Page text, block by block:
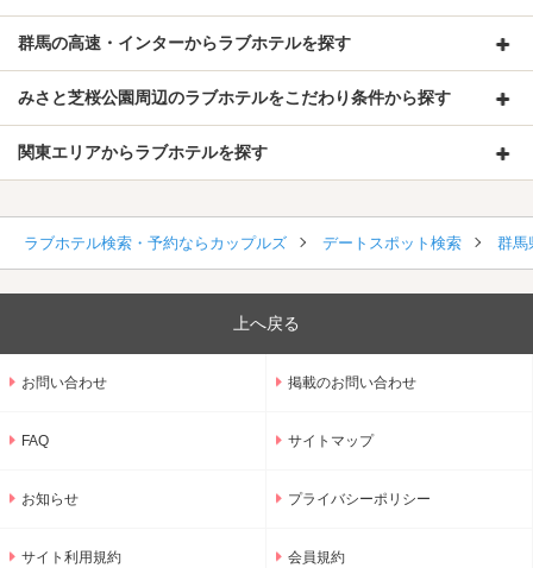
群馬の高速・インターからラブホテルを探す
みさと芝桜公園周辺のラブホテルをこだわり条件から探す
関東エリアからラブホテルを探す
ラブホテル検索・予約ならカップルズ デートスポット検索 群馬
上へ戻る
お問い合わせ 掲載のお問い合わせ
FAQ サイトマップ
お知らせ プライバシーポリシー
サイト利用規約 会員規約